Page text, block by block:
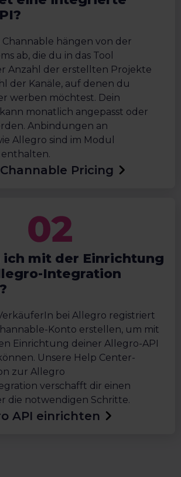
Channable hängen von der
ab, die du in das Tool
Anzahl der erstellten Projekte
der Kanäle, auf denen du
werben möchtest. Dein
monatlich angepasst oder
Anbindungen an
Allegro sind im Modul
enthalten.
Pricing
ich mit der Einrichtung
Integration
bei Allegro registriert
Konto erstellen, um mit
Einrichtung deiner Allegro-API
Unsere Help Center-
zur Allegro
verschafft dir einen
die notwendigen Schritte.
API einrichten